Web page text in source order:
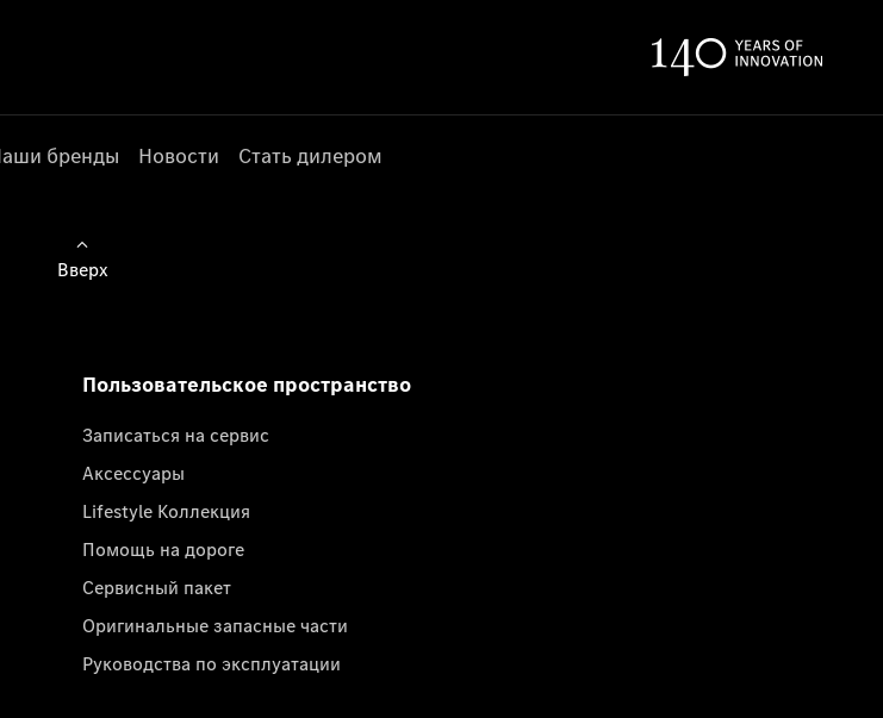
бренды Новости Стать дилером
Вверх
Пользовательское пространство
Записаться на сервис
Аксессуары
Lifestyle Коллекция
Помощь на дороге
Сервисный пакет
Оригинальные запасные части
Руководства по эксплуатации